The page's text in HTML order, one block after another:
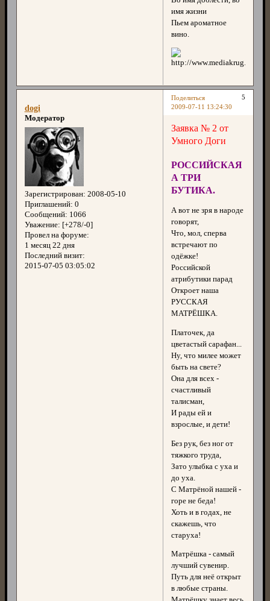
имя жизни
Пьем ароматное
вино.
Поделиться
5
2009-07-11 13:24:30
dogi
Модератор
Зарегистрирован: 2008-05-10
Приглашений: 0
Сообщений: 1066
Уважение: [+278/-0]
Провел на форуме:
1 месяц 22 дня
Последний визит:
2015-07-05 03:05:02
Заявка № 2 от
Умного Доги
РОССИЙСКАЯ
А ТРИ
БУТИКА.
А вот не зря в народе
говорят,
Что, мол, сперва
встречают по
одёжке!
Российской
атрибутики парад
Откроет наша
РУССКАЯ
МАТРЁШКА.
Платочек, да
цветастый сарафан...
Ну, что милее может
быть на свете?
Она для всех -
счастливый
талисман,
И рады ей и
взрослые, и дети!
Без рук, без ног от
тяжкого труда,
Зато улыбка с уха и
до уха.
С Матрёной нашей -
горе не беда!
Хоть и в годах, не
скажешь, что
старуха!
Матрёшка - самый
лучший сувенир.
Путь для неё открыт
в любые страны.